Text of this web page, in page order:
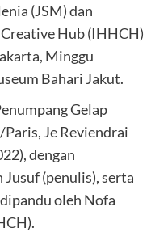
(JSM) dan
Hub (IHHCH)
Minggu
Bahari Jakut.
Gelap
Je Reviendrai
dengan
(penulis), serta
oleh Nofa